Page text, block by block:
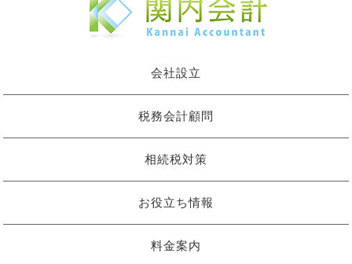
会社設立
税務会計顧問
相続税対策
お役立ち情報
料金案内